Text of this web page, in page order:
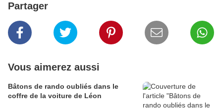
Partager
Vous aimerez aussi
Bâtons de rando oubliés dans le
coffre de la voiture de Léon